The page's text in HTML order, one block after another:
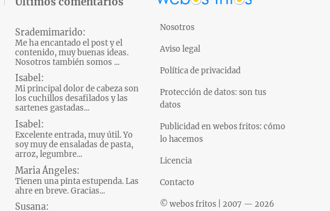
Srademimarido:
Me ha encantado el post y el
contenido, muy buenas ideas.
Nosotros también somos ...
Isabel:
Mi principal dolor de cabeza son
los cuchillos desafilados y las
sartenes gastadas...
Isabel:
Excelente entrada, muy útil. Yo
soy muy de ensaladas de pasta,
arroz, legumbre...
Maria Ángeles:
Tienen una pinta estupenda. Las
ahre en breve. Gracias...
Susana:
Nosotros
Aviso legal
Política de privacidad
Protección de datos: son tus
datos
Publicidad en webos fritos: cómo
lo hacemos
Licencia
Contacto
© webos fritos | 2007 — 2026